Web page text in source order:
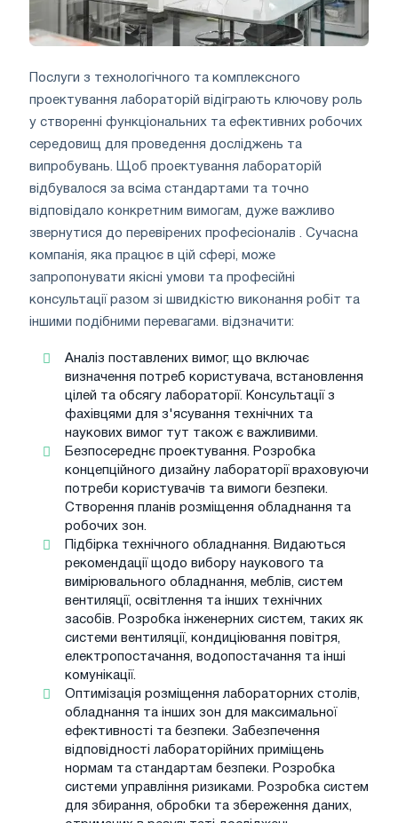
Послуги з технологічного та комплексного
проектування лабораторій відіграють ключову роль
у створенні функціональних та ефективних робочих
середовищ для проведення досліджень та
випробувань. Щоб проектування лабораторій
відбувалося за всіма стандартами та точно
відповідало конкретним вимогам, дуже важливо
звернутися до перевірених професіоналів . Сучасна
компанія, яка працює в цій сфері, може
запропонувати якісні умови та професійні
консультації разом зі швидкістю виконання робіт та
іншими подібними перевагами. відзначити:
Аналіз поставлених вимог, що включає
визначення потреб користувача, встановлення
цілей та обсягу лабораторії. Консультації з
фахівцями для з'ясування технічних та
наукових вимог тут також є важливими.
Безпосереднє проектування. Розробка
концепційного дизайну лабораторії враховуючи
потреби користувачів та вимоги безпеки.
Створення планів розміщення обладнання та
робочих зон.
Підбірка технічного обладнання. Видаються
рекомендації щодо вибору наукового та
вимірювального обладнання, меблів, систем
вентиляції, освітлення та інших технічних
засобів. Розробка інженерних систем, таких як
системи вентиляції, кондиціювання повітря,
електропостачання, водопостачання та інші
комунікації.
Оптимізація розміщення лабораторних столів,
обладнання та інших зон для максимальної
ефективності та безпеки. Забезпечення
відповідності лабораторійних приміщень
нормам та стандартам безпеки. Розробка
системи управління ризиками. Розробка систем
для збирання, обробки та збереження даних,